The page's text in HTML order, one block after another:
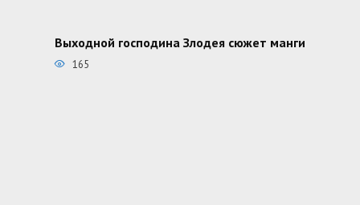
Выходной господина Злодея сюжет манги
165